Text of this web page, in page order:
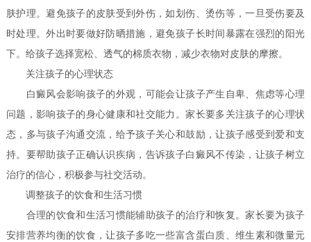
肤护理。避免孩子的皮肤受到外伤，如划伤、烫伤等，一旦受伤要及
时处理。外出时要做好防晒措施，避免孩子长时间暴露在强烈的阳光
下。给孩子选择宽松、透气的棉质衣物，减少衣物对皮肤的摩擦。
关注孩子的心理状态
白癜风会影响孩子的外观，可能会让孩子产生自卑、焦虑等心理
问题，影响孩子的身心健康和社交能力。家长要多关注孩子的心理状
态，多与孩子沟通交流，给予孩子关心和鼓励，让孩子感受到爱和支
持。要帮助孩子正确认识疾病，告诉孩子白癜风不传染，让孩子树立
治疗的信心，积极参与社交活动。
调整孩子的饮食和生活习惯
合理的饮食和生活习惯能辅助孩子的治疗和恢复。家长要为孩子
安排营养均衡的饮食，让孩子多吃一些富含蛋白质、维生素和微量元